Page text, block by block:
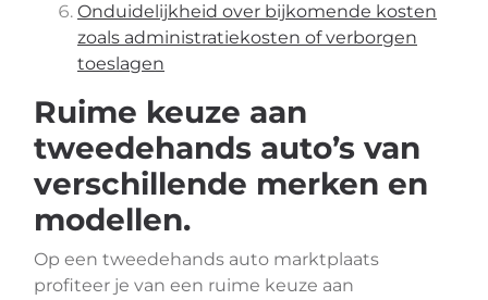
Onduidelijkheid over bijkomende kosten
zoals administratiekosten of verborgen
toeslagen
Ruime keuze aan
tweedehands auto’s van
verschillende merken en
modellen.
Op een tweedehands auto marktplaats
profiteer je van een ruime keuze aan